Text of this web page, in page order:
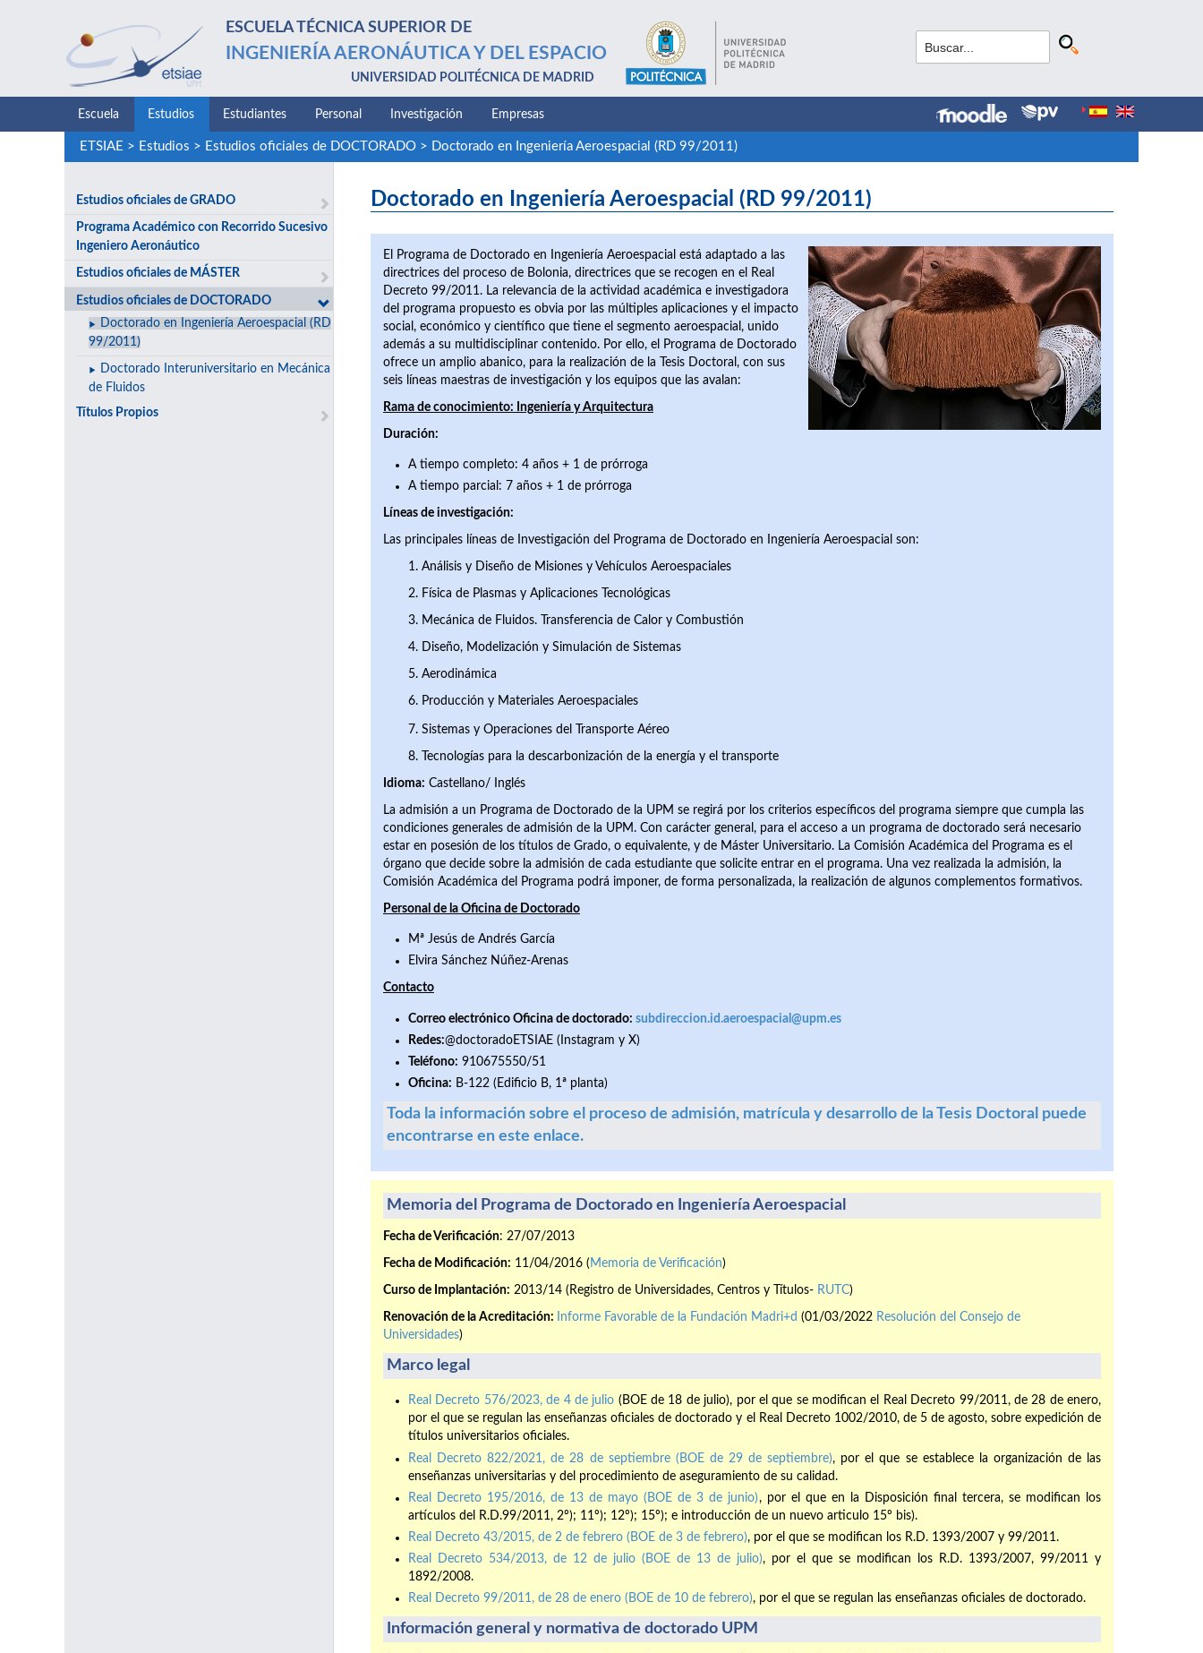
ESCUELA TÉCNICA SUPERIOR DE
INGENIERÍA AERONÁUTICA Y DEL ESPACIO
UNIVERSIDAD POLITÉCNICA DE MADRID
Escuela Estudios Estudiantes Personal Investigación Empresas
ETSIAE > Estudios > Estudios oficiales de DOCTORADO> Doctorado en Ingeniería Aeroespacial (RD 99/2011)
Estudios oficiales de GRADO
Programa Académico con Recorrido Sucesivo
Ingeniero Aeronáutico
Estudios oficiales de MÁSTER
Estudios oficiales de DOCTORADO
Doctorado en Ingeniería Aeroespacial (RD
99/2011)
Doctorado Interuniversitario en Mecánica
de Fluidos
Títulos Propios
Doctorado en Ingeniería Aeroespacial (RD 99/2011)
El Programa de Doctorado en Ingeniería Aeroespacial está adaptado a las
directrices del proceso de Bolonia, directrices que se recogen en el Real
Decreto 99/2011. La relevancia de la actividad académica e investigadora
del programa propuesto es obvia por las múltiples aplicaciones y el impacto
social, económico y científico que tiene el segmento aeroespacial, unido
además a su multidisciplinar contenido. Por ello, el Programa de Doctorado
ofrece un amplio abanico, para la realización de la Tesis Doctoral, con sus
seis líneas maestras de investigación y los equipos que las avalan:
Rama de conocimiento: Ingeniería y Arquitectura
Duración:
A tiempo completo: 4 años + 1 de prórroga
A tiempo parcial: 7 años + 1 de prórroga
Líneas de investigación:
Las principales líneas de Investigación del Programa de Doctorado en Ingeniería Aeroespacial son:
1. Análisis y Diseño de Misiones y Vehículos Aeroespaciales
2. Física de Plasmas y Aplicaciones Tecnológicas
3. Mecánica de Fluidos. Transferencia de Calor y Combustión
4. Diseño, Modelización y Simulación de Sistemas
5. Aerodinámica
6. Producción y Materiales Aeroespaciales
7. Sistemas y Operaciones del Transporte Aéreo
8. Tecnologías para la descarbonización de la energía y el transporte
Idioma: Castellano/ Inglés
La admisión a un Programa de Doctorado de la UPM se regirá por los criterios específicos del programa siempre que cumpla las
condiciones generales de admisión de la UPM. Con carácter general, para el acceso a un programa de doctorado será necesario
estar en posesión de los títulos de Grado, o equivalente, y de Máster Universitario. La Comisión Académica del Programa es el
órgano que decide sobre la admisión de cada estudiante que solicite entrar en el programa. Una vez realizada la admisión, la
Comisión Académica del Programa podrá imponer, de forma personalizada, la realización de algunos complementos formativos.
Personal de la Oficina de Doctorado
Mª Jesús de Andrés García
Elvira Sánchez Núñez-Arenas
Contacto
Correo electrónico Oficina de doctorado: subdireccion.id.aeroespacial@upm.es
Redes:@doctoradoETSIAE (Instagram y X)
Teléfono: 910675550/51
Oficina: B-122 (Edificio B, 1ª planta)
Toda la información sobre el proceso de admisión, matrícula y desarrollo de la Tesis Doctoral puede
encontrarse en este enlace.
Memoria del Programa de Doctorado en Ingeniería Aeroespacial
Fecha de Verificación: 27/07/2013
Fecha de Modificación: 11/04/2016 ( Memoria de Verificación)
Curso de Implantación: 2013/14 (Registro de Universidades, Centros y Títulos- RUTC)
Renovación de la Acreditación: Informe Favorable de la Fundación Madri+d (01/03/2022 Resolución del Consejo de
Universidades)
Marco legal
Real Decreto 576/2023, de 4 de julio (BOE de 18 de julio), por el que se modifican el Real Decreto 99/2011, de 28 de enero,
por el que se regulan las enseñanzas oficiales de doctorado y el Real Decreto 1002/2010, de 5 de agosto, sobre expedición de
títulos universitarios oficiales.
Real Decreto 822/2021, de 28 de septiembre (BOE de 29 de septiembre), por el que se establece la organización de las
enseñanzas universitarias y del procedimiento de aseguramiento de su calidad.
Real Decreto 195/2016, de 13 de mayo (BOE de 3 de junio) , por el que en la Disposición final tercera, se modifican los
artículos del R.D.99/2011, 2º); 11º); 12º); 15º); e introducción de un nuevo articulo 15º bis).
Real Decreto 43/2015, de 2 de febrero (BOE de 3 de febrero), por el que se modifican los R.D. 1393/2007 y 99/2011.
Real Decreto 534/2013, de 12 de julio (BOE de 13 de julio), por el que se modifican los R.D. 1393/2007, 99/2011 y
1892/2008.
Real Decreto 99/2011, de 28 de enero (BOE de 10 de febrero), por el que se regulan las enseñanzas oficiales de doctorado.
Información general y normativa de doctorado UPM